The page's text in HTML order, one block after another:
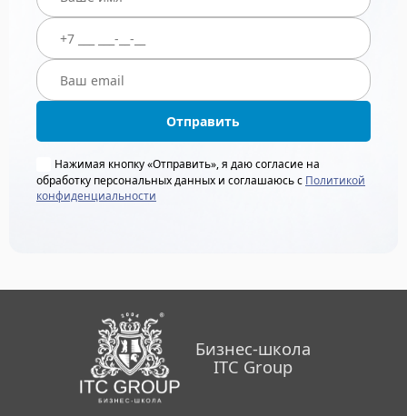
Отправить
Нажимая кнопку «Отправить», я даю согласие на
обработку персональных данных и соглашаюсь с Политикой
конфиденциальности
Бизнес-школа
ITC Group